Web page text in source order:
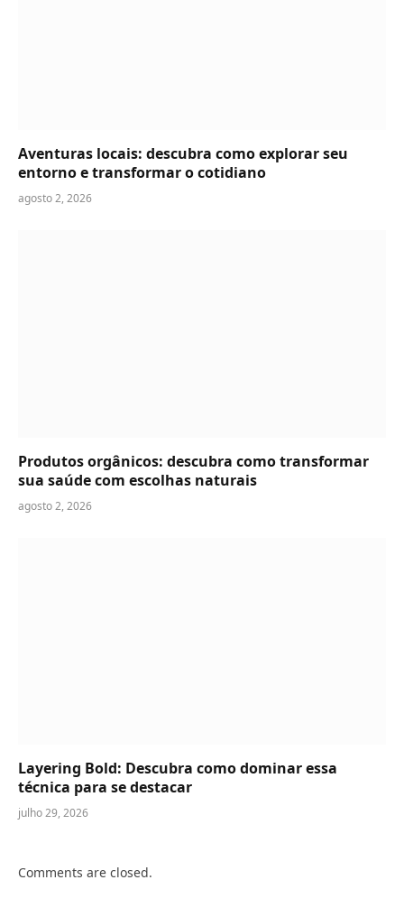
Aventuras locais: descubra como explorar seu
entorno e transformar o cotidiano
agosto 2, 2026
Produtos orgânicos: descubra como transformar
sua saúde com escolhas naturais
agosto 2, 2026
Layering Bold: Descubra como dominar essa
técnica para se destacar
julho 29, 2026
Comments are closed.